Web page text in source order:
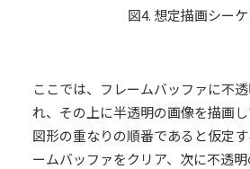
図4. 想定描画シー
ここでは、フレームバッファに不
れ、その上に半透明の画像を描画
図形の重なりの順番であると仮定
ームバッファをクリア、次に不透